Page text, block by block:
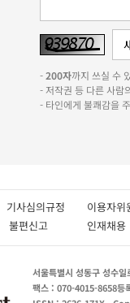
-200자까지 쓰실 수
- 저작권 등 다른 사람
- 타인에게 불쾌감을
기사심의규정 이용자
불편신고 인재채
서울특별시 성동구 성수
팩스 : 070-4015-8658등